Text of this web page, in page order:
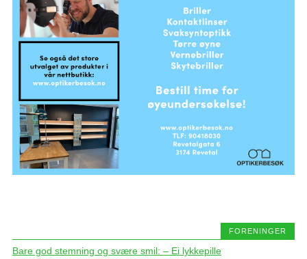
FORENINGER
Bare god stemning og svære smil: – Ei lykkepille